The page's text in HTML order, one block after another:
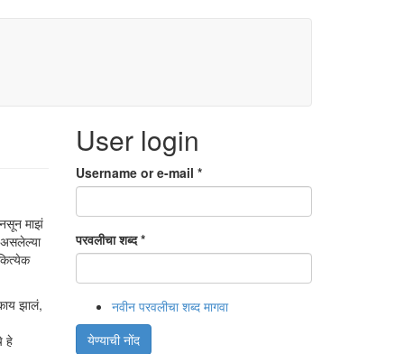
माझं
झालं,
हे
User login
Username or e-mail *
परवलीचा शब्द*
नवीन परवलीचा शब्द मागवा
येण्याची नोंद